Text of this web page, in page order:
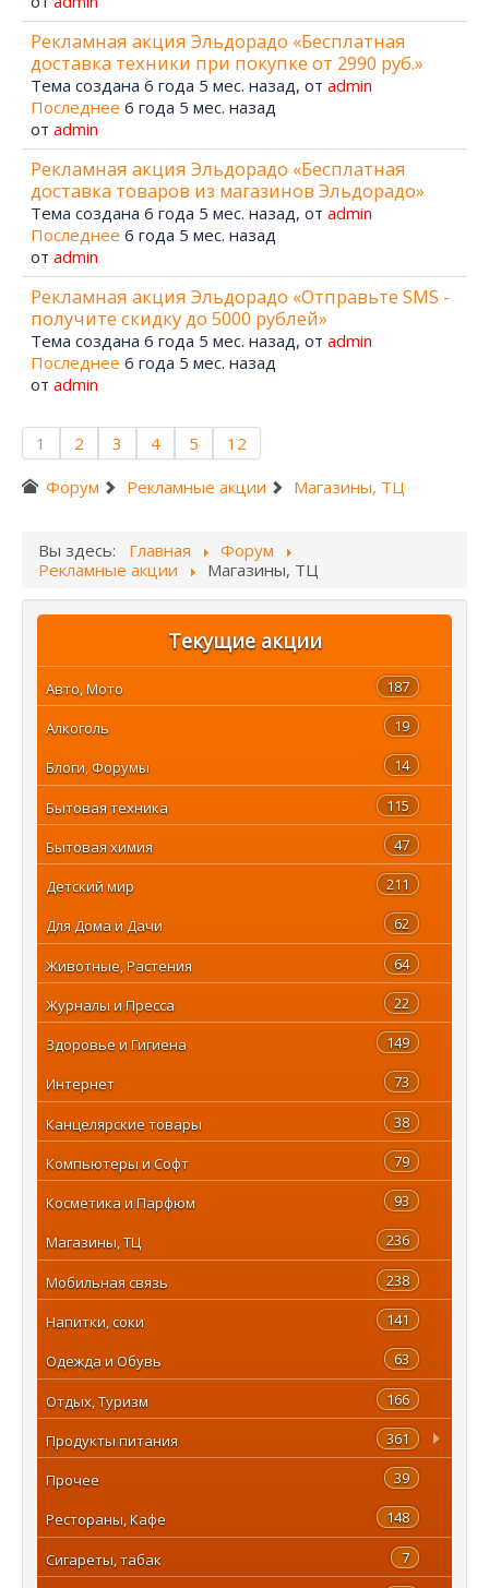
Рекламная акция Эльдорадо «Бесплатная
доставка техники при покупке от 2990 руб.»
Тема создана 6 года 5 мес. назад, от admin
Последнее 6 года 5 мес. назад
от admin
Рекламная акция Эльдорадо «Бесплатная
доставка товаров из магазинов Эльдорадо»
Тема создана 6 года 5 мес. назад, от admin
Последнее 6 года 5 мес. назад
от admin
Рекламная акция Эльдорадо «Отправьте SMS -
получите скидку до 5000 рублей»
Тема создана 6 года 5 мес. назад, от admin
Последнее 6 года 5 мес. назад
от admin
1 2 3 4 5
12
Форум
Рекламные акции Магазины, ТЦ
Вы здесь: Главная
Форум
Рекламные акции
Магазины, ТЦ
Текущие акции
187
Авто, Мото
19
Алкоголь
14
Блоги, Форумы
115
Бытовая техника
47
Бытовая химия
211
Детский мир
62
Для Дома и Дачи
64
Животные, Растения
22
Журналы и Пресса
149
Здоровье и Гигиена
73
Интернет
38
Канцелярские товары
79
Компьютеры и Софт
93
Косметика и Парфюм
236
Магазины, ТЦ
238
Мобильная связь
141
Напитки, соки
63
Одежда и Обувь
166
Отдых, Туризм
361
Продукты питания
39
Прочее
148
Рестораны, Кафе
7
Сигареты, табак